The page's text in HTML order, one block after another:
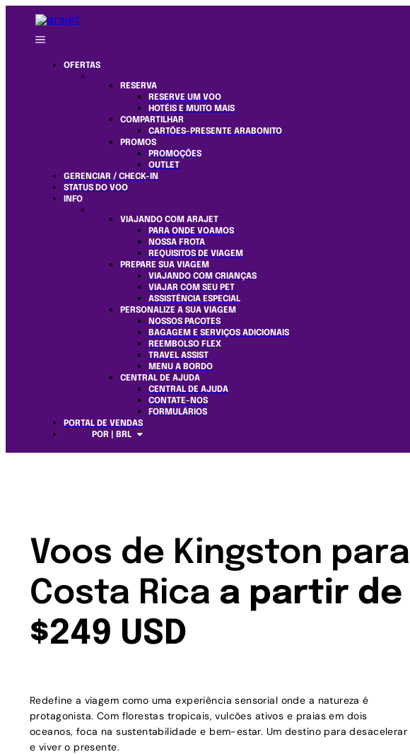
OFERTAS
RESERVA
RESERVE UM VOO
HOTÉIS E MUITO MAIS
COMPARTILHAR
CARTÕES-PRESENTE ARABONITO
PROMOS
PROMOÇÕES
OUTLET
GERENCIAR / CHECK-IN
STATUS DO VOO
INFO
VIAJANDO COM ARAJET
PARA ONDE VOAMOS
NOSSA FROTA
REQUISITOS DE VIAGEM
PREPARE SUA VIAGEM
VIAJANDO COM CRIANÇAS
VIAJAR COM SEU PET
ASSISTÊNCIA ESPECIAL
PERSONALIZE A SUA VIAGEM
NOSSOS PACOTES
BAGAGEM E SERVIÇOS ADICIONAIS
REEMBOLSO FLEX
TRAVEL ASSIST
MENU A BORDO
CENTRAL DE AJUDA
CENTRAL DE AJUDA
CONTATE-NOS
FORMULÁRIOS
PORTAL DE VENDAS
POR | BRL
Voos de Kingston para
Costa Rica a partir de
$249 USD
Redefine a viagem como uma experiência sensorial onde a natureza é
protagonista. Com florestas tropicais, vulcões ativos e praias em dois
oceanos, foca na sustentabilidade e bem-estar. Um destino para desacelerar
e viver o presente.